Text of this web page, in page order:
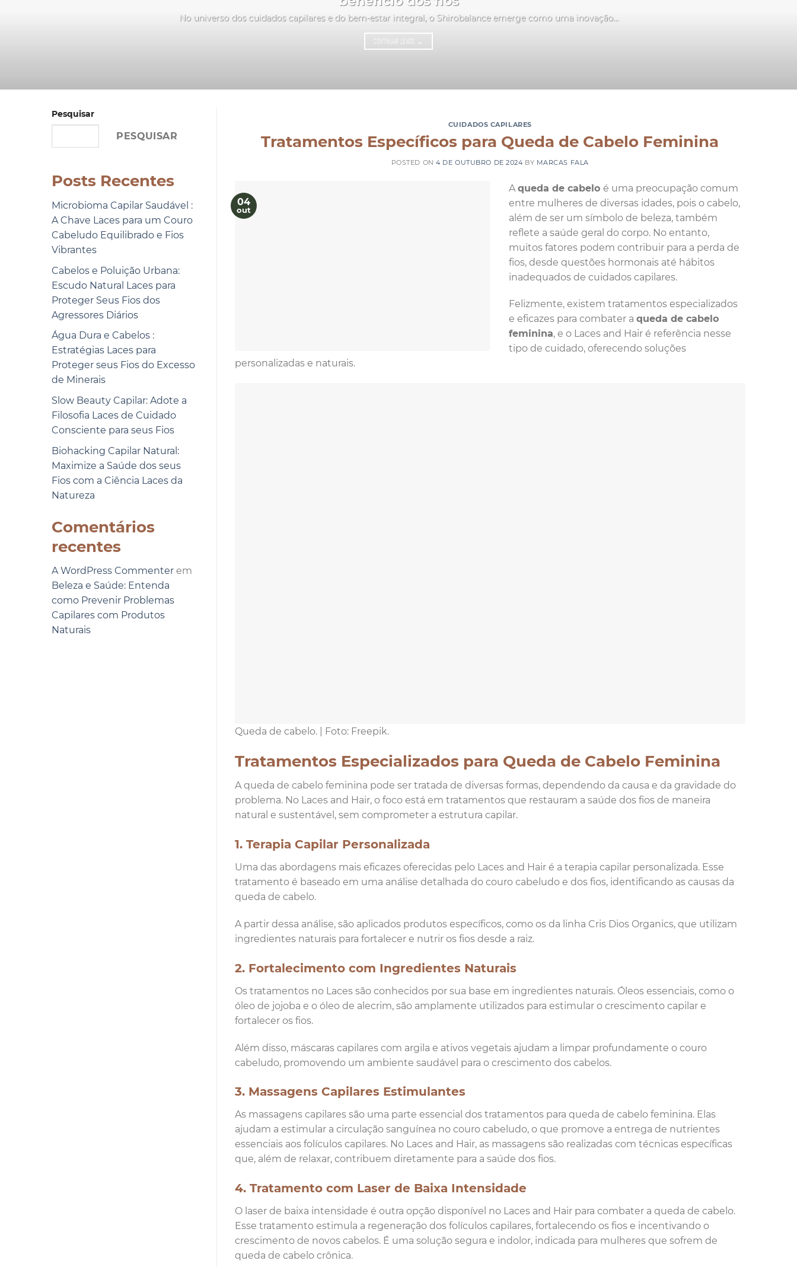
No universo dos cuidados capilares e do bem-estar integral, o Shirobalance emerge como uma inovação...
CONTINUAR LENDO →
Pesquisar
PESQUISAR
Posts Recentes
Microbioma Capilar Saudável :
A Chave Laces para um Couro
Cabeludo Equilibrado e Fios
Vibrantes
Cabelos e Poluição Urbana:
Escudo Natural Laces para
Proteger Seus Fios dos
Agressores Diários
Água Dura e Cabelos :
Estratégias Laces para
Proteger seus Fios do Excesso
de Minerais
Slow Beauty Capilar: Adote a
Filosofia Laces de Cuidado
Consciente para seus Fios
Biohacking Capilar Natural:
Maximize a Saúde dos seus
Fios com a Ciência Laces da
Natureza
Comentários
recentes
A WordPress Commenter em
Beleza e Saúde: Entenda
como Prevenir Problemas
Capilares com Produtos
Naturais
CUIDADOS CAPILARES
Tratamentos Específicos para Queda de Cabelo Feminina
POSTED ON4 DE OUTUBRO DE 2024 BY MARCAS FALA
04
out
Aqueda de cabeloé uma preocupação comum
entre mulheres de diversas idades, pois o cabelo,
além de ser um símbolo de beleza, também
reflete a saúde geral do corpo. No entanto,
muitos fatores podem contribuir para a perda de
fios, desde questões hormonais até hábitos
inadequados de cuidados capilares.
Felizmente, existem tratamentos especializados
e eficazes para combater aqueda de cabelo
feminina, e o Laces and Hair é referência nesse
tipo de cuidado, oferecendo soluções
personalizadas e naturais.
Queda de cabelo. | Foto: Freepik.
Tratamentos Especializados para Queda de Cabelo Feminina
A queda de cabelo feminina pode ser tratada de diversas formas, dependendo da causa e da gravidade do
problema. No Laces and Hair, o foco está em tratamentos que restauram a saúde dos fios de maneira
natural e sustentável, sem comprometer a estrutura capilar.
1. Terapia Capilar Personalizada
Uma das abordagens mais eficazes oferecidas pelo Laces and Hair é a terapia capilar personalizada. Esse
tratamento é baseado em uma análise detalhada do couro cabeludo e dos fios, identificando as causas da
queda de cabelo.
A partir dessa análise, são aplicados produtos específicos, como os da linha Cris Dios Organics, que utilizam
ingredientes naturais para fortalecer e nutrir os fios desde a raiz.
2. Fortalecimento com Ingredientes Naturais
Os tratamentos no Laces são conhecidos por sua base em ingredientes naturais. Óleos essenciais, como o
óleo de jojoba e o óleo de alecrim, são amplamente utilizados para estimular o crescimento capilar e
fortalecer os fios.
Além disso, máscaras capilares com argila e ativos vegetais ajudam a limpar profundamente o couro
cabeludo, promovendo um ambiente saudável para o crescimento dos cabelos.
3. Massagens Capilares Estimulantes
As massagens capilares são uma parte essencial dos tratamentos para queda de cabelo feminina. Elas
ajudam a estimular a circulação sanguínea no couro cabeludo, o que promove a entrega de nutrientes
essenciais aos folículos capilares. No Laces and Hair, as massagens são realizadas com técnicas específicas
que, além de relaxar, contribuem diretamente para a saúde dos fios.
4. Tratamento com Laser de Baixa Intensidade
O laser de baixa intensidade é outra opção disponível no Laces and Hair para combater a queda de cabelo.
Esse tratamento estimula a regeneração dos folículos capilares, fortalecendo os fios e incentivando o
crescimento de novos cabelos. É uma solução segura e indolor, indicada para mulheres que sofrem de
queda de cabelo crônica.